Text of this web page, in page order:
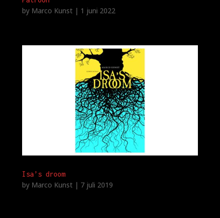
by Marco Kunst| 1 juni 2022
Isa’s droom
by Marco Kunst| 7 juli 2019